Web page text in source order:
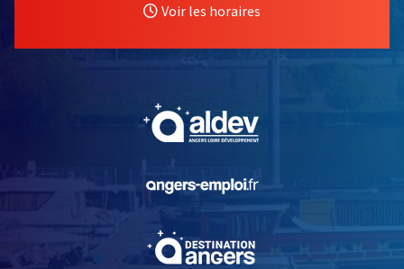
Voir les horaires
, Ouvre une nouvelle